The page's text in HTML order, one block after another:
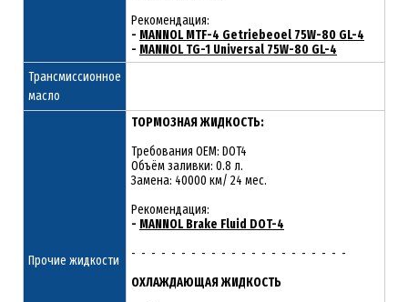
Рекомендация:
- MANNOL MTF-4 Getriebeoel 75W-80 GL-4
- MANNOL TG-1 Universal 75W-80 GL-4
Трансмиссионное
масло
Прочие жидкости
ТОРМОЗНАЯ ЖИДКОСТЬ:
Требования OEM: DOT4
Объём заливки: 0.8 л.
Замена: 40000 км/ 24 мес.
Рекомендация:
- MANNOL Brake Fluid DOT-4
- - - - - - - - - - - - - - - - - - - - - -
ОХЛАЖДАЮЩАЯ ЖИДКОСТЬ